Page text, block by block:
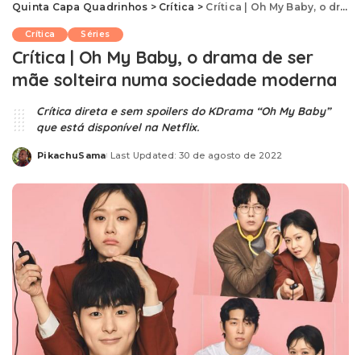
Quinta Capa Quadrinhos > Crítica > Crítica | Oh My Baby, o drama de ser mãe solteira numa sociedade moderna
Crítica Séries
Crítica | Oh My Baby, o drama de ser
mãe solteira numa sociedade moderna
Crítica direta e sem spoilers do KDrama “Oh My Baby”
que está disponível na Netflix.
Posted
PikachuSama Last Updated: 30 de agosto de 2022